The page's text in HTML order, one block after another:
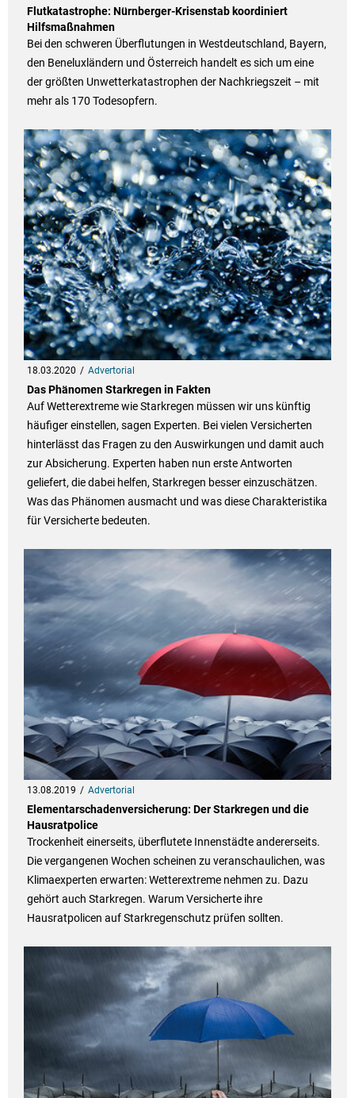
Flutkatastrophe: Nürnberger-Krisenstab koordiniert
Hilfsmaßnahmen
Bei den schweren Überflutungen in Westdeutschland, Bayern,
den Beneluxländern und Österreich handelt es sich um eine
der größten Unwetterkatastrophen der Nachkriegszeit – mit
mehr als 170 Todesopfern.
18.03.2020 Advertorial
Das Phänomen Starkregen in Fakten
Auf Wetterextreme wie Starkregen müssen wir uns künftig
häufiger einstellen, sagen Experten. Bei vielen Versicherten
hinterlässt das Fragen zu den Auswirkungen und damit auch
zur Absicherung. Experten haben nun erste Antworten
geliefert, die dabei helfen, Starkregen besser einzuschätzen.
Was das Phänomen ausmacht und was diese Charakteristika
für Versicherte bedeuten.
13.08.2019 Advertorial
Elementarschadenversicherung: Der Starkregen und die
Hausratpolice
Trockenheit einerseits, überflutete Innenstädte andererseits.
Die vergangenen Wochen scheinen zu veranschaulichen, was
Klimaexperten erwarten: Wetterextreme nehmen zu. Dazu
gehört auch Starkregen. Warum Versicherte ihre
Hausratpolicen auf Starkregenschutz prüfen sollten.